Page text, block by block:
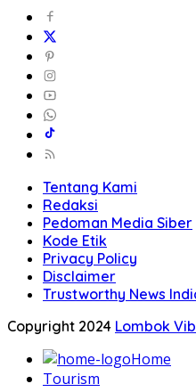
Tentang Kami
Redaksi
Pedoman Media Siber
Kode Etik
Privacy Policy
Disclaimer
Trustworthy News
Copyright 2024 Lombok
Home
Tourism